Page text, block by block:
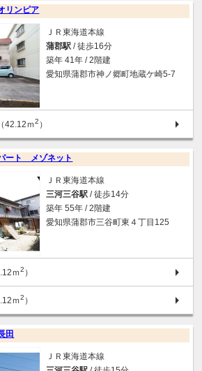
リンピア
ＪＲ東海道本線
蒲郡駅 / 徒歩16分
築年 41年 / 2階建
愛知県蒲郡市神ノ郷町地蔵ケ崎5-7
42.12ｍ2 ）
ート メゾネット
ＪＲ東海道本線
三河三谷駅 / 徒歩14分
築年 55年 / 2階建
愛知県蒲郡市三谷町東４丁目125
ｍ2 ）
ｍ2 ）
田
ＪＲ東海道本線